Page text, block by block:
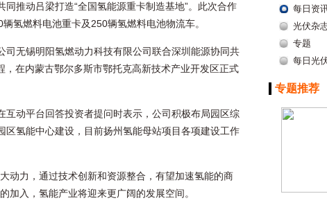
推动吕梁打造“全国氢能源重卡制造基地”。此次合作
氢燃料电池重卡及250辆氢燃料电池物流车。
无锡明阳氢燃动力科技有限公司联合深圳能源协同共
在内蒙古鄂尔多斯市鄂托克高新技术产业开发区正式
动平台回答投资者提问时表示，公司积极布局园区综
氢能中心建设，目前扬州氢能母站项目各项建设工作
动力，通过技术创新和资源整合，有望加速氢能的商
加入，氢能产业将迎来更广阔的发展空间。
每日资
光伏杂
专题
每日光
专题推荐